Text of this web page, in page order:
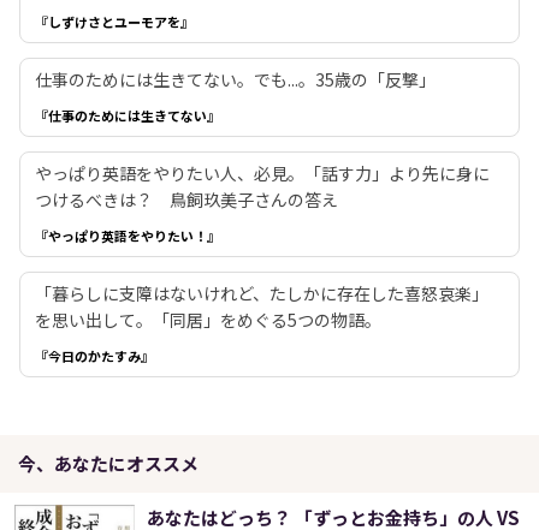
『しずけさとユーモアを』
仕事のためには生きてない。でも...。35歳の「反撃」
『仕事のためには生きてない』
やっぱり英語をやりたい人、必見。「話す力」より先に身に
つけるべきは？ 鳥飼玖美子さんの答え
『やっぱり英語をやりたい！』
「暮らしに支障はないけれど、たしかに存在した喜怒哀楽」
を思い出して。「同居」をめぐる5つの物語。
『今日のかたすみ』
今、あなたにオススメ
あなたはどっち？ 「ずっとお金持ち」の人 VS